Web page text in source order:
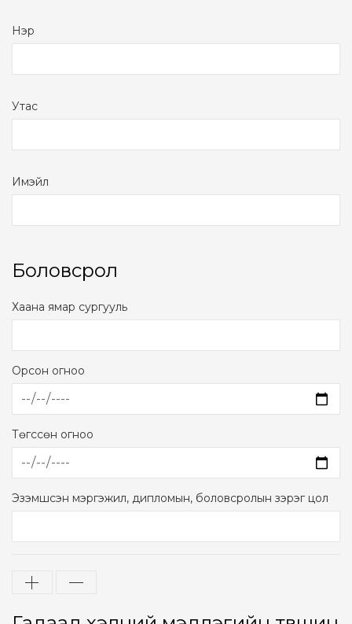
Нэр
Утас
Имэйл
Боловсрол
Хаана ямар сургууль
Орсон огноо
Төгссөн огноо
Эзэмшсэн мэргэжил, дипломын, боловсролын зэрэг цол